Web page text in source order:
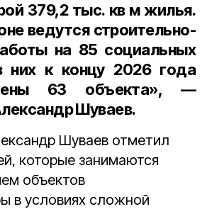
379,2 тыс. кв м жилья.
ведутся строительно-
на 85 социальных
них к концу 2026 года
63 объекта», —
Шуваев.
Шуваев отметил
которые занимаются
объектов
в условиях сложной